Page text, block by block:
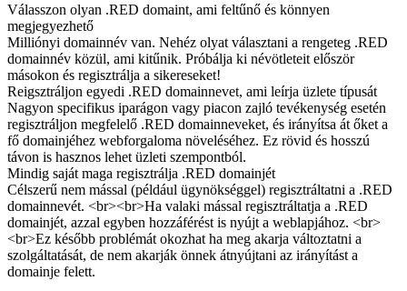
Válasszon olyan .RED domaint, ami feltűnő és könnyen
megjegyezhető
Milliónyi domainnév van. Nehéz olyat választani a rengeteg .RED
domainnév közül, ami kitűnik. Próbálja ki névötleteit először
másokon és regisztrálja a sikereseket!
Reigsztráljon egyedi .RED domainnevet, ami leírja üzlete típusát
Nagyon specifikus iparágon vagy piacon zajló tevékenység esetén
regisztráljon megfelelő .RED domainneveket, és irányítsa át őket a
fő domainjéhez webforgaloma növeléséhez. Ez rövid és hosszú
távon is hasznos lehet üzleti szempontból.
Mindig saját maga regisztrálja .RED domainjét
Célszerű nem mással (például ügynökséggel) regisztráltatni a .RED
domainnevét. <br><br>Ha valaki mással regisztráltatja a .RED
domainjét, azzal egyben hozzáférést is nyújt a weblapjához. <br>
<br>Ez később problémát okozhat ha meg akarja változtatni a
szolgáltatását, de nem akarják önnek átnyújtani az irányítást a
domainje felett.